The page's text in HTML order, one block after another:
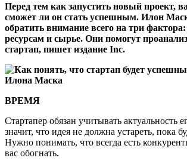
Перед тем как запустить новый проект,
сможет ли он стать успешным. Илон
обратить внимание всего на три
ресурсам и сырье. Они помогут
стартап, пишет издание Inc.
ВРЕМЯ
Стартапер обязан учитывать актуальность
значит, что идея не должна устареть, пока
Нужно понимать, что всегда есть
вас обогнать.